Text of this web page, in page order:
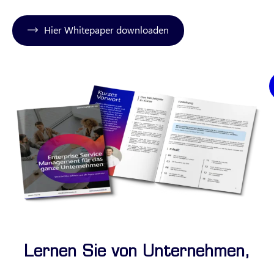
Hier Whitepaper downloaden
Lernen Sie von Unternehmen,